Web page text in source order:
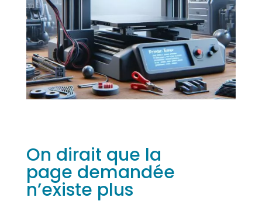
On dirait que la
page demandée
n’existe plus